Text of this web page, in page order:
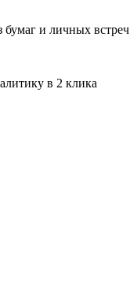
бумаг и личных встреч
в 2 клика